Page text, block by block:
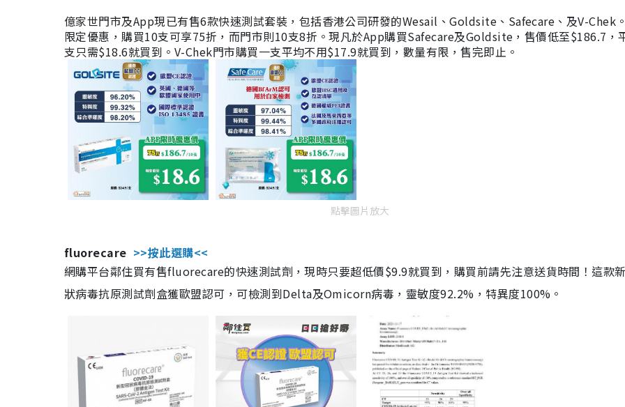
億家世門市及App現已有售6款快速測試套裝，包括香港公司研發的Wesail、Goldsite、Safecare、及V-Chek
限定優惠，購買10支可享75折，而門市則10支8折。現凡於App購買Safecare及Goldsite，售價低至$186.7，
支只需$18.6就買到。V-Chek門市購買一支平均不用$17.9就買到，數量有限，售完即止。
點擊圖片放大
fluorecare >>按此選購<<
網購平台鄰住買有售fluorecare的快速測試劑，現時只要超低價$9.9就買到，購買前請先注意送貨時間！這款
狀病毒抗原測試劑盒獲歐盟認可，可檢測到Delta及Omicorn病毒，靈敏度92.2%，特異度100%。